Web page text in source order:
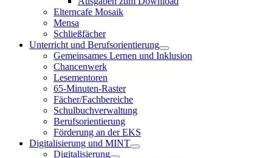
Elterncafe Mosaik
Mensa
Schließfächer
Unterricht und Berufsorientierung
Gemeinsames Lernen und Inklusion
Chancenwerk
Lesementoren
65-Minuten-Raster
Fächer/Fachbereiche
Schulbuchverwaltung
Berufsorientierung
Förderung an der EKS
Digitalisierung und MINT
Digitalisierung